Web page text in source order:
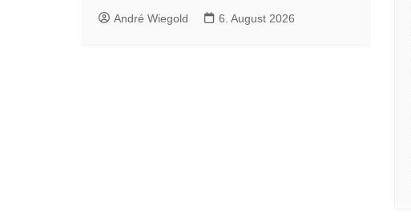
André Wiegold 6. August 2026